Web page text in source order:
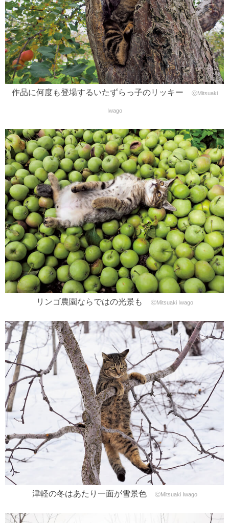
作品に何度も登場するいたずらっ子のリッキー ⓒMitsuaki
Iwago
リンゴ農園ならではの光景も ⓒMitsuaki Iwago
津軽の冬はあたり一面が雪景色 ⓒMitsuaki Iwago